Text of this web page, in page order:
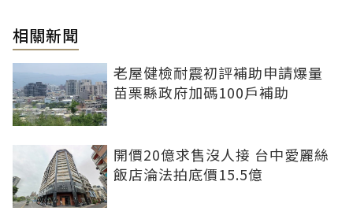
相關新聞
老屋健檢耐震初評補助申請爆量
苗栗縣政府加碼100戶補助
開價20億求售沒人接 台中愛麗絲
飯店淪法拍底價15.5億